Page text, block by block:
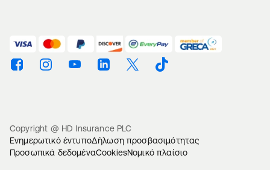
Βρείτε μας στο Facebook
Βρείτε μας στο Instagram
Βρείτε μας στο Youtube
Βρείτε μας στο Linkedin
Βρείτε μας στο Twitter
Βρείτε μας στο TikTok
Copyright @ HD Insurance PLC
Ενημερωτικό έντυποΔήλωση προσβασιμότητας
Προσωπικά δεδομέναCookiesΝομικό πλαίσιο